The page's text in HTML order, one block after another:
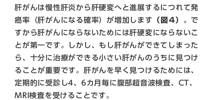
肝がんは慢性肝炎から肝硬変へと進展するにつれて発
癌率（肝がんになる確率）が増加します （図4） 。で
すから肝がんにならないためには肝硬変にならないこ
とが第一です。しかし、もし肝がんができてしまった
ら、十分に治療ができる小さい肝がんのうちに見つけ
ることが重要です。肝がんを早く見つけるためには、
定期的に受診し4、6カ月毎に腹部超音波検査、CT、
MRI検査を受けることです。